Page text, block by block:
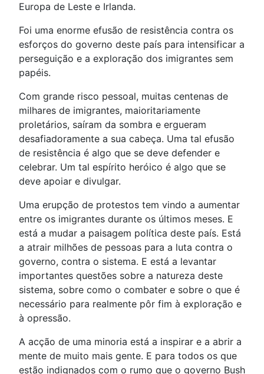
Europa de Leste e Irlanda.
Foi uma enorme efusão de resistência contra os
esforços do governo deste país para intensificar a
perseguição e a exploração dos imigrantes sem
papéis.
Com grande risco pessoal, muitas centenas de
milhares de imigrantes, maioritariamente
proletários, saíram da sombra e ergueram
desafiadoramente a sua cabeça. Uma tal efusão
de resistência é algo que se deve defender e
celebrar. Um tal espírito heróico é algo que se
deve apoiar e divulgar.
Uma erupção de protestos tem vindo a aumentar
entre os imigrantes durante os últimos meses. E
está a mudar a paisagem política deste país. Está
a atrair milhões de pessoas para a luta contra o
governo, contra o sistema. E está a levantar
importantes questões sobre a natureza deste
sistema, sobre como o combater e sobre o que é
necessário para realmente pôr fim à exploração e
à opressão.
A acção de uma minoria está a inspirar e a abrir a
mente de muito mais gente. E para todos os que
estão indignados com o rumo que o governo Bush